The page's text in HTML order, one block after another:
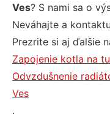
Ves? S nami sa o
Neváhajte a
Prezrite si aj ďalšie
Zapojenie kotla na
Odvzdušnenie
Ves
.